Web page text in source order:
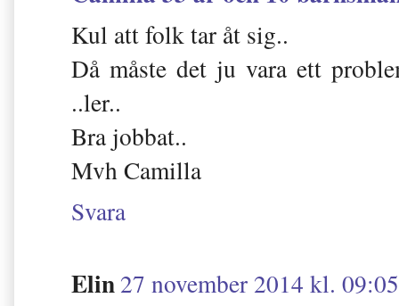
Kul att folk tar åt sig..
Då måste det ju vara ett
..ler..
Bra jobbat..
Mvh Camilla
Svara
Elin27 november 2014 kl. 09:05